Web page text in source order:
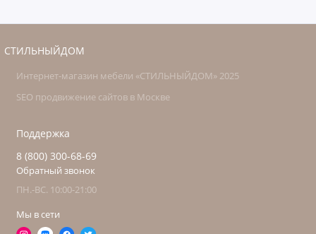
СТИЛЬНЫЙДОМ
Интернет-магазин мебели «СТИЛЬНЫЙДОМ» 2025
SEO продвижение сайтов в Москве
Поддержка
8 (800) 300-68-69
Обратный звонок
ПН.-ВС. 10:00-21:00
Мы в сети